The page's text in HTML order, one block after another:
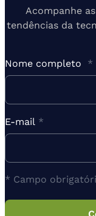
Acompanhe
tendências da
Nome completo *
E-mail *
* Campo